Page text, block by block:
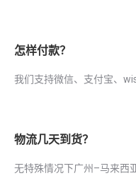
怎样付款？
我们支持微信、支付宝、
物流几天到货？
无特殊情况下广州–马来西